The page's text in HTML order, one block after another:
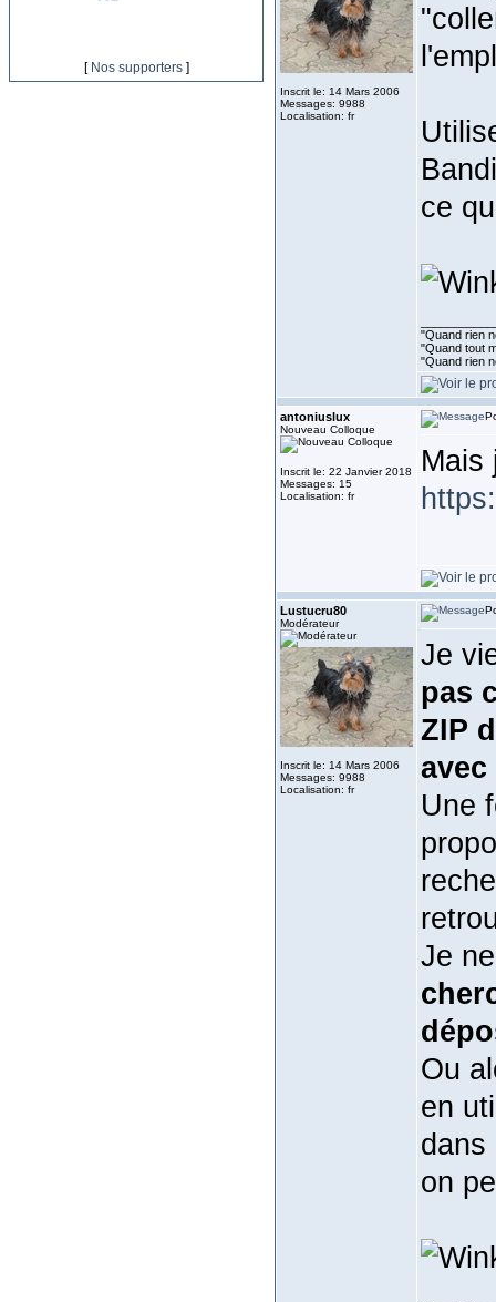
[ Nos supporters]
Inscrit le: 14 Mars 2006
Messages: 9988
Localisation: fr
ce
"Quand rien
"Quand tout
"Quand rien
antoniuslux
Nouveau Colloque
Inscrit le: 22 Janvier 2018
Messages: 15
Localisation: fr
Mais
Lustucru80
Modérateur
Inscrit le: 14 Mars 2006
Messages: 9988
Localisation: fr
Je
pas
ZIP
Une
Je
Ou
en
dans
on